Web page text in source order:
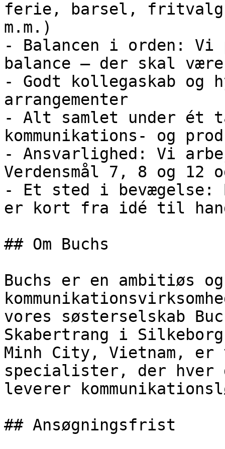
ferie, barsel,
m.m.)
- Balancen i orden:
balance – der skal
- Godt kollegaskab og
arrangementer
- Alt samlet under ét
kommunikations- og
- Ansvarlighed: Vi
Verdensmål 7, 8 og 12
- Et sted i bevægelse:
er kort fra idé til
## Om Buchs
Buchs er en ambitiøs
vores søsterselskab
Skabertrang i
Minh City, Vietnam, er
specialister, der hver
leverer
## Ansøgningsfrist